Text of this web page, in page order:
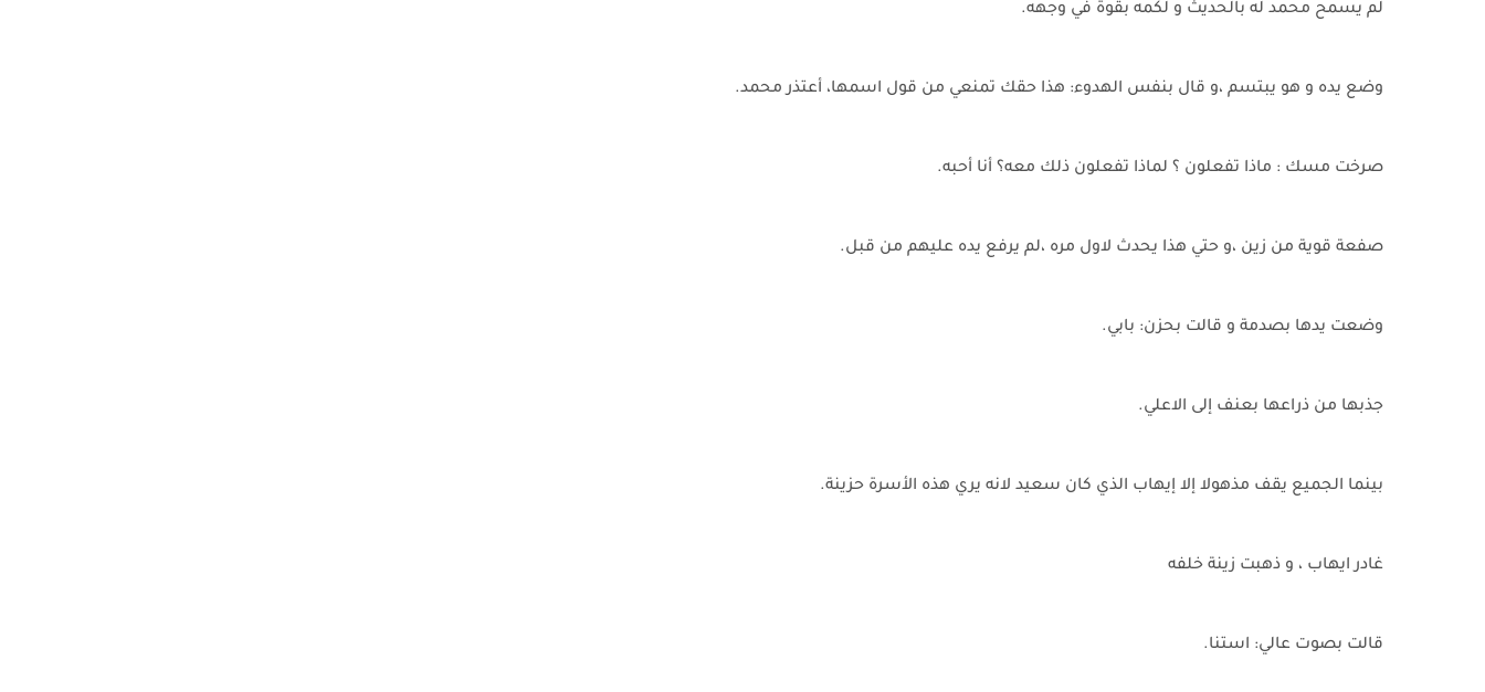
لم يسمح محمد له بالحديث و لكمه بقوة في وجهه.
وضع يده و هو يبتسم ،و قال بنفس الهدوء: هذا حقك تمنعي من قول اسمها، أعتذر محمد.
صرخت مسك : ماذا تفعلون ؟ لماذا تفعلون ذلك معه؟ أنا أحبه.
صفعة قوية من زين ،و حتي هذا يحدث لاول مره ،لم يرفع يده عليهم من قبل.
وضعت يدها بصدمة و قالت بحزن: بابي.
جذبها من ذراعها بعنف إلى الاعلي.
بينما الجميع يقف مذهولا إلا إيهاب الذي كان سعيد لانه يري هذه الأسرة حزينة.
غادر ايهاب ، و ذهبت زينة خلفه
قالت بصوت عالي: استنا.